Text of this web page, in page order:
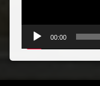
00:00